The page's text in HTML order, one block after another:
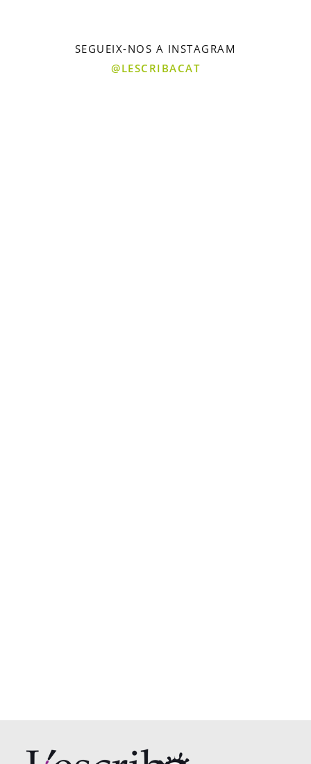
SEGUEIX-NOS A INSTAGRAM
@LESCRIBACAT